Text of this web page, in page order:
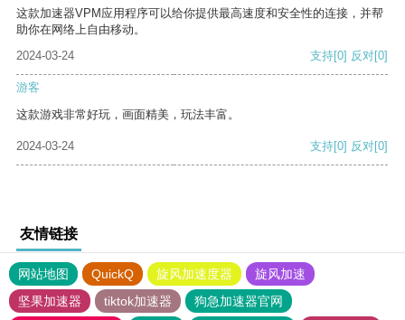
这款加速器VPM应用程序可以给你提供最高速度和安全性的连接，并帮
助你在网络上自由移动。
2024-03-24
支持[0] 反对[0]
游客
这款游戏非常好玩，画面精美，玩法丰富。
2024-03-24 支持[0] 反对[0]
友情链接
网站地图 QuickQ 旋风加速度器
旋风加速
坚果加速器
tiktok加速器
狗急加速器官网